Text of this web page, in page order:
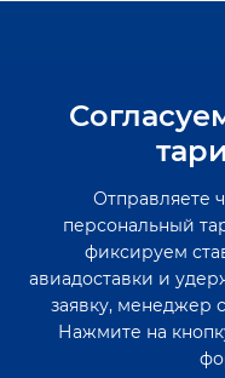
Отправляете
персональный
фиксируем
авиадоставки и
заявку, менеджер
Нажмите на